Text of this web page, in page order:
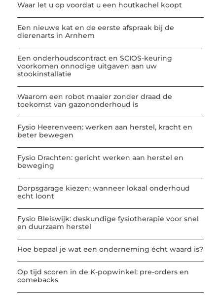
Waar let u op voordat u een houtkachel koopt
Een nieuwe kat en de eerste afspraak bij de
dierenarts in Arnhem
Een onderhoudscontract en SCIOS-keuring
voorkomen onnodige uitgaven aan uw
stookinstallatie
Waarom een robot maaier zonder draad de
toekomst van gazononderhoud is
Fysio Heerenveen: werken aan herstel, kracht en
beter bewegen
Fysio Drachten: gericht werken aan herstel en
beweging
Dorpsgarage kiezen: wanneer lokaal onderhoud
echt loont
Fysio Bleiswijk: deskundige fysiotherapie voor snel
en duurzaam herstel
Hoe bepaal je wat een onderneming écht waard is?
Op tijd scoren in de K-popwinkel: pre-orders en
comebacks